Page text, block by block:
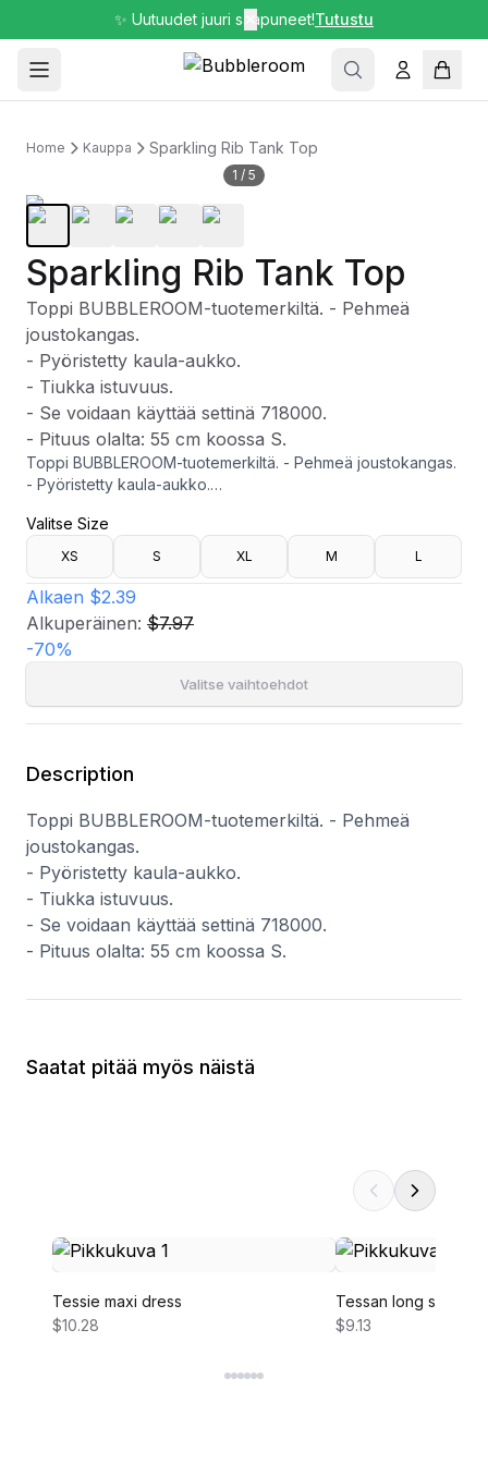
✨ Uutuudet juuri saapuneet!Tutustu
Home Kauppa Sparkling Rib Tank Top
1 / 5
Sparkling Rib Tank Top
Toppi BUBBLEROOM-tuotemerkiltä. - Pehmeä
joustokangas.
- Pyöristetty kaula-aukko.
- Tiukka istuvuus.
- Se voidaan käyttää settinä 718000.
- Pituus olalta: 55 cm koossa S.
Toppi BUBBLEROOM-tuotemerkiltä. - Pehmeä joustokangas.
- Pyöristetty kaula-aukko.
- Se voidaan käyttää settinä 718000.
- Pituus olalta: 55 cm koossa S.
Valitse Size
XS S XL M L
Alkaen $2.39
Alkuperäinen: $7.97
-70%
Valitse vaihtoehdot
Description
Toppi BUBBLEROOM-tuotemerkiltä. - Pehmeä
joustokangas.
- Pyöristetty kaula-aukko.
- Tiukka istuvuus.
- Se voidaan käyttää settinä 718000.
- Pituus olalta: 55 cm koossa S.
Saatat pitää myös näistä
Tessie maxi dress
$10.28
Tessan long sleeve
$9.13